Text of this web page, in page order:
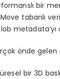
bir
tabanlı
önde
bir 3D